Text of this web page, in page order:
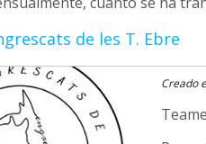
de les T. Ebre
Creado